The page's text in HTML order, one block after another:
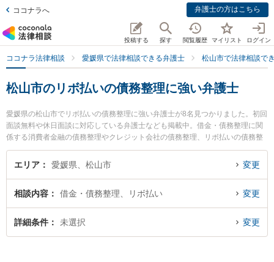
ココナラへ 弁護士の方はこちら
投稿する 探す 閲覧履歴 マイリスト ログイン
ココナラ法律相談 愛媛県で法律相談できる弁護士 松山市で法律相談で
松山市のリボ払いの債務整理に強い弁護士
愛媛県の松山市でリボ払いの債務整理に強い弁護士が8名見つかりました。初回
面談無料や休日面談に対応している弁護士なども掲載中。借金・債務整理に関
係する消費者金融の債務整理やクレジット会社の債務整理、リボ払いの債務整
理等の細かな分野での絞り込み検索もでき便利です。特にきぼう綜合法律事務
所の兵頭 俊輔弁護士や弁護士法人龍鳳法律事務所の石山 龍鳳弁護士、伊予綜合
ルを今すぐに弁護士に相談したい』『リボ払いの債務整理のトラブル解決の実
績豊富な近くの弁護士を検索したい』『初回相談無料でリボ払いの債務整理を
法律相談できる松山市内の弁護士に相談予約したい』などでお困りの相談者さ
エリア 愛媛県、松山市 変更
相談内容 借金・債務整理、リボ払い 変更
詳細条件 未選択 変更